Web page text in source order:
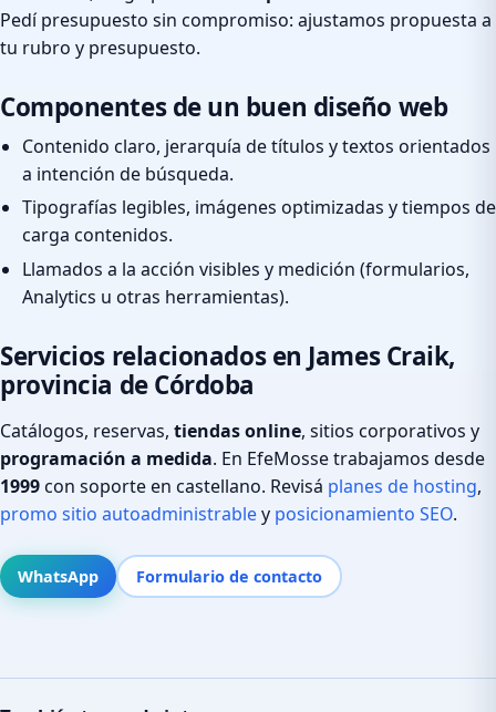
Pedí presupuesto sin compromiso: ajustamos propuesta a
tu rubro y presupuesto.
Componentes de un buen diseño web
Contenido claro, jerarquía de títulos y textos orientados
a intención de búsqueda.
Tipografías legibles, imágenes optimizadas y tiempos de
carga contenidos.
Llamados a la acción visibles y medición (formularios,
Analytics u otras herramientas).
Servicios relacionados en James Craik,
provincia de Córdoba
Catálogos, reservas, tiendas online, sitios corporativos y
programación a medida. En EfeMosse trabajamos desde
1999con soporte en castellano. Revisá planes de hosting,
promo sitio autoadministrabley posicionamiento SEO.
WhatsApp Formulario de contacto